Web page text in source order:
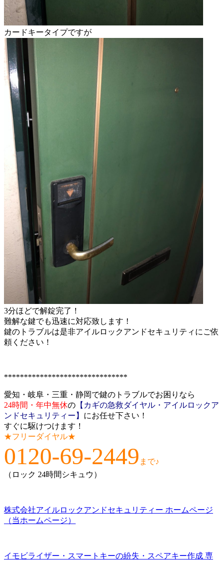
カードキータイプですが
3分ほどで解錠完了！
難解な鍵でも迅速に対応致します！
鍵のトラブルは是非アイルロックアンドセキュリティにご依
頼ください！
*******************************
愛知・岐阜・三重・静岡で鍵のトラブルでお困りなら
24時間・年中無休の 【カギの急救ダイヤル・アイルロックア
ンドセキュリティー】 にお任せ下さい！
すぐに駆けつけます！
★フリーダイヤル★
0120-69-2449 まで♪
（ロック 24時間シキュウ）
株式会社アイルロックアンドセキュリティー ホームページ
（当ホームページ）
イモビライザー・スマートキーの紛失・スペアキー作成 専